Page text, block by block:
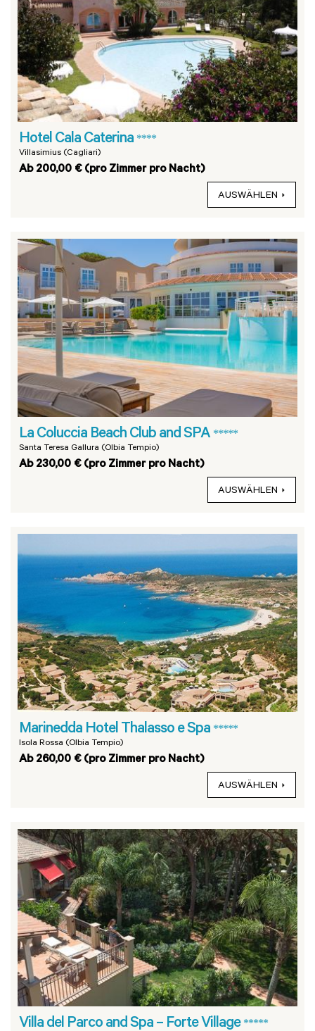
Hotel Cala Caterina ****
Villasimius (Cagliari)
Ab 200,00 € (pro Zimmer pro Nacht)
AUSWÄHLEN
La Coluccia Beach Club and SPA *****
Santa Teresa Gallura (Olbia Tempio)
Ab 230,00 € (pro Zimmer pro Nacht)
AUSWÄHLEN
Marinedda Hotel Thalasso e Spa *****
Isola Rossa (Olbia Tempio)
Ab 260,00 € (pro Zimmer pro Nacht)
AUSWÄHLEN
Villa del Parco and Spa – Forte Village *****